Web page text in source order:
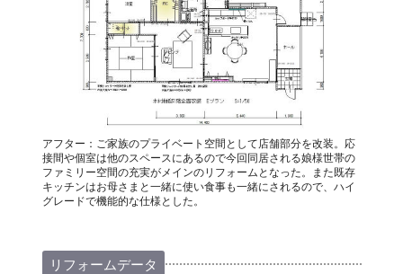
アフター：ご家族のプライベート空間として店舗部分を改装。応
接間や個室は他のスペースにあるので今回同居される娘様世帯の
ファミリー空間の充実がメインのリフォームとなった。また既存
キッチンはお母さまと一緒に使い食事も一緒にされるので、ハイ
グレードで機能的な仕様とした。
リフォームデータ